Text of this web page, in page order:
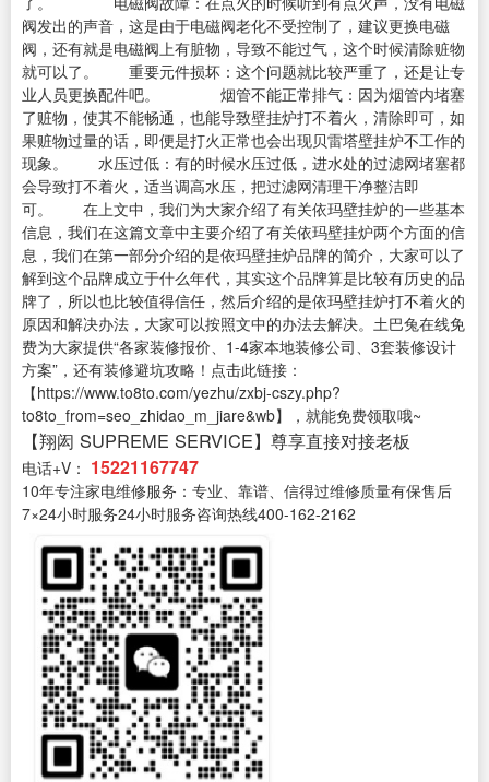
阀发出的声音，这是由于电磁阀老化不受控制了，建议更换电磁
阀，还有就是电磁阀上有脏物，导致不能过气，这个时候清除赃物
就可以了。 重要元件损坏：这个问题就比较严重了，还是让专
业人员更换配件吧。 烟管不能正常排气：因为烟管内堵塞
了赃物，使其不能畅通，也能导致壁挂炉打不着火，清除即可，如
果赃物过量的话，即便是打火正常也会出现贝雷塔壁挂炉不工作的
现象。 水压过低：有的时候水压过低，进水处的过滤网堵塞都
会导致打不着火，适当调高水压，把过滤网清理干净整洁即
可。 在上文中，我们为大家介绍了有关依玛壁挂炉的一些基本
信息，我们在这篇文章中主要介绍了有关依玛壁挂炉两个方面的信
息，我们在第一部分介绍的是依玛壁挂炉品牌的简介，大家可以了
解到这个品牌成立于什么年代，其实这个品牌算是比较有历史的品
牌了，所以也比较值得信任，然后介绍的是依玛壁挂炉打不着火的
原因和解决办法，大家可以按照文中的办法去解决。土巴兔在线免
费为大家提供“各家装修报价、1-4家本地装修公司、3套装修设计
方案”，还有装修避坑攻略！点击此链接：
【https://www.to8to.com/yezhu/zxbj-cszy.php?
to8to_from=seo_zhidao_m_jiare&wb】，就能免费领取哦~
【翔闳 SUPREME SERVICE】尊享直接对接老板
电话+V： 15221167747
10年专注家电维修服务：专业、靠谱、信得过维修质量有保售后
7×24小时服务24小时服务咨询热线400-162-2162